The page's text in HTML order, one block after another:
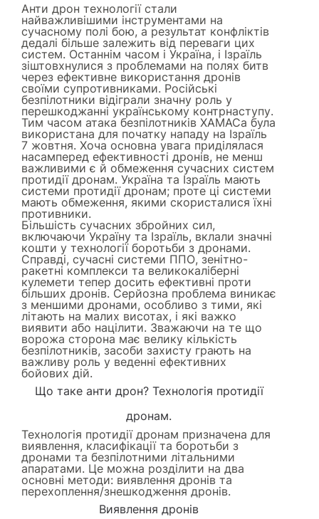
Анти дрон технології стали
найважливішими інструментами на
сучасному полі бою, а результат конфліктів
дедалі більше залежить від переваги цих
систем. Останнім часом і Україна, і Ізраїль
зіштовхнулися з проблемами на полях битв
через ефективне використання дронів
своїми супротивниками. Російські
безпілотники відіграли значну роль у
перешкоджанні українському контрнаступу.
Тим часом атака безпілотників ХАМАСа була
використана для початку нападу на Ізраїль
7 жовтня. Хоча основна увага приділялася
насамперед ефективності дронів, не менш
важливими є й обмеження сучасних систем
протидії дронам. Україна та Ізраїль мають
системи протидії дронам; проте ці системи
мають обмеження, якими скористалися їхні
противники.
Більшість сучасних збройних сил,
включаючи Україну та Ізраїль, вклали значні
кошти у технології боротьби з дронами.
Справді, сучасні системи ППО, зенітно-
ракетні комплекси та великокаліберні
кулемети тепер досить ефективні проти
більших дронів. Серйозна проблема виникає
з меншими дронами, особливо з тими, які
літають на малих висотах, і які важко
виявити або націлити. Зважаючи на те що
ворожа сторона має велику кількість
безпілотників, засоби захисту грають на
важливу роль у веденні ефективних
бойових дій.
Що таке анти дрон? Технологія протидії
дронам.
Технологія протидії дронам призначена для
виявлення, класифікації та боротьби з
дронами та безпілотними літальними
апаратами. Це можна розділити на два
основні методи: виявлення дронів та
перехоплення/знешкодження дронів.
Виявлення дронів